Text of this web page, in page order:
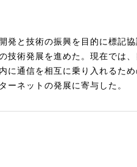
発と技術の振興を目的に標記
技術発展を進めた。現在では
に通信を相互に乗り入れるた
ーネットの発展に寄与した。